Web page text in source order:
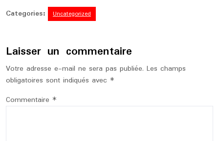
Categories:
Uncategorized
Laisser un commentaire
Votre adresse e-mail ne sera pas publiée. Les champs
obligatoires sont indiqués avec *
Commentaire *